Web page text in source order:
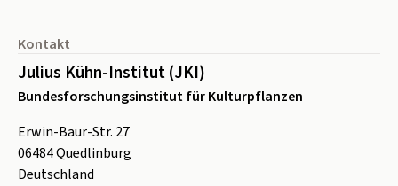
Kontakt
Julius Kühn-Institut (JKI)
Bundesforschungsinstitut für Kulturpflanzen
Erwin-Baur-Str. 27
06484Quedlinburg
Deutschland